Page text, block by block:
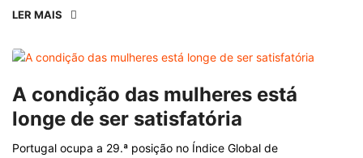
LER MAIS
A condição das mulheres está
longe de ser satisfatória
Portugal ocupa a 29.ª posição no Índice Global de